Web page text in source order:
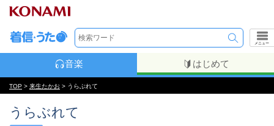
メニュー
音楽 はじめて
TOP > 来生たかお > うらぶれて
うらぶれて